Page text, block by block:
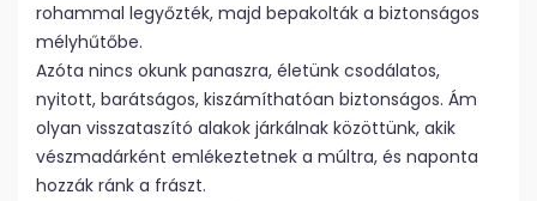
rohammal legyőzték, majd bepakolták a biztonságos
mélyhűtőbe.
Azóta nincs okunk panaszra, életünk csodálatos,
nyitott, barátságos, kiszámíthatóan biztonságos. Ám
olyan visszataszító alakok járkálnak közöttünk, akik
vészmadárként emlékeztetnek a múltra, és naponta
hozzák ránk a frászt.